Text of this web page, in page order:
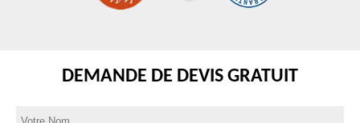
DEMANDE DE DEVIS GRATUIT